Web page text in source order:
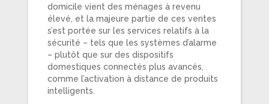
domicile vient des ménages à revenu
élevé, et la majeure partie de ces ventes
s’est portée sur les services relatifs à la
sécurité – tels que les systèmes d’alarme
– plutôt que sur des dispositifs
domestiques connectés plus avancés,
comme l’activation à distance de produits
intelligents.